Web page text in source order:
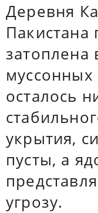
Деревня
Пакистана
затоплена
осталось
укрытия,
пусты, а
угрозу.